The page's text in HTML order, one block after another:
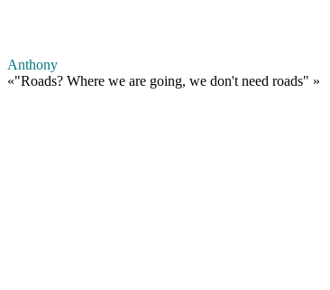
Anthony
«"Roads? Where we are going, we don't need roads" »